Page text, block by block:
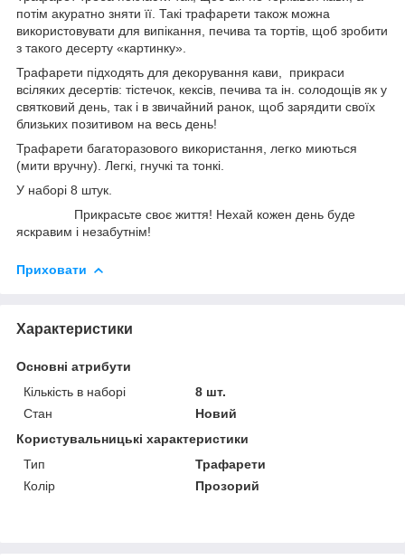
потім акуратно зняти її. Такі трафарети також можна
використовувати для випікання, печива та тортів, щоб зробити
з такого десерту «картинку».
Трафарети підходять для декорування кави, прикраси
всіляких десертів: тістечок, кексів, печива та ін. солодощів як у
святковий день, так і в звичайний ранок, щоб зарядити своїх
близьких позитивом на весь день!
Трафарети багаторазового використання, легко миються
(мити вручну). Легкі, гнучкі та тонкі.
У наборі 8 штук.
Прикрасьте своє життя! Нехай кожен день буде
яскравим і незабутнім!
Приховати
Характеристики
Основні атрибути
Кількість в наборі
8 шт.
Стан
Новий
Користувальницькі характеристики
Тип
Трафарети
Колір
Прозорий